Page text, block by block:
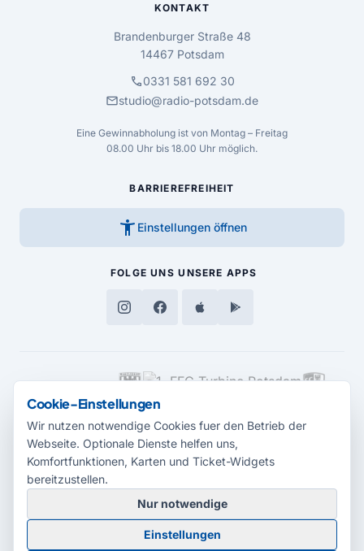
KONTAKT
Brandenburger Straße 48
14467 Potsdam
call0331 581 692 30
mailstudio@radio-potsdam.de
Eine Gewinnabholung ist von Montag – Freitag
08.00 Uhr bis 18.00 Uhr möglich.
BARRIEREFREIHEIT
accessibility_new Einstellungen öffnen
FOLGE UNS UNSERE APPS
MEDIENPARTNER
© 2026 Radio Potsdam. Webseite entwickelt durch dieMedienagentur
Babelsberg
Cookie-Einstellungen
Wir nutzen notwendige Cookies fuer den Betrieb der
Webseite. Optionale Dienste helfen uns,
Komfortfunktionen, Karten und Ticket-Widgets
bereitzustellen.
Nur notwendige
Einstellungen